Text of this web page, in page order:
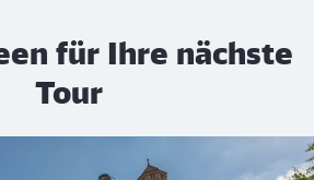
für Ihre nächste
Tour